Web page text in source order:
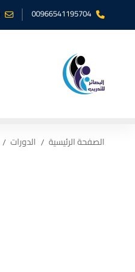
00966541195704
الصفحة الرئيسية الدورات